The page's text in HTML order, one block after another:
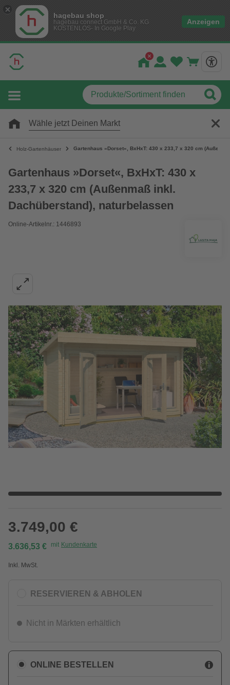
hagebau shop
hagebau connect GmbH & Co. KG
KOSTENLOS- In Google Play
Anzeigen
Wähle jetzt Deinen Markt
Holz-Gartenhäuser Gartenhaus »Dorset«, BxHxT: 430 x 233,7 x 320 cm
Gartenhaus »Dorset«, BxHxT: 430 x
233,7 x 320 cm (Außenmaß inkl.
Dachüberstand), naturbelassen
Online-Artikelnr.: 1446893
3.749,00 €
3.636,53 € mit Kundenkarte
Inkl. MwSt.
RESERVIEREN & ABHOLEN
Nicht in Märkten erhältlich
ONLINE BESTELLEN